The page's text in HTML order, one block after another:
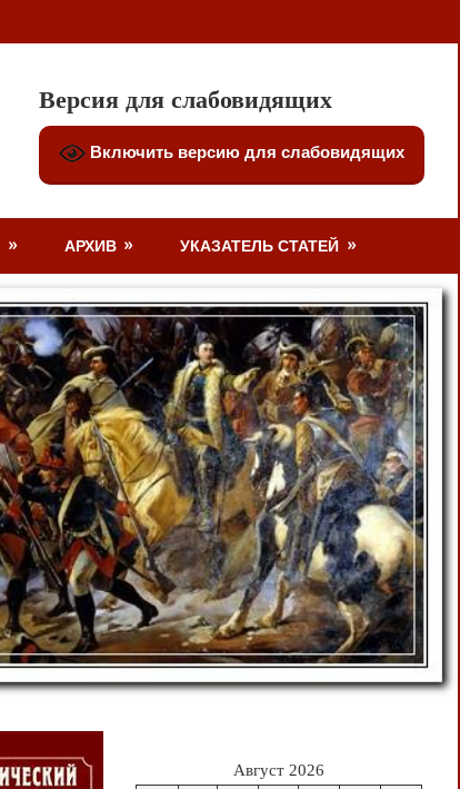
Версия для слабовидящих
Включить версию для слабовидящих
АРХИВ УКАЗАТЕЛЬ СТАТЕЙ
Август 2026